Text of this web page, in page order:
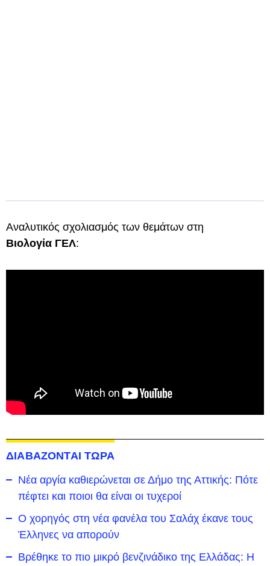
Αναλυτικός σχολιασμός των θεμάτων στη
Βιολογία ΓΕΛ:
ΔΙΑΒΑΖΟΝΤΑΙ ΤΩΡΑ
Νέα αργία καθιερώνεται σε Δήμο της Αττικής: Πότε
πέφτει και ποιοι θα είναι οι τυχεροί
Ο χορηγός στη νέα φανέλα του Σαλάχ έκανε τους
Έλληνες να απορούν
Βρέθηκε το πιο μικρό βενζινάδικο της Ελλάδας: Η